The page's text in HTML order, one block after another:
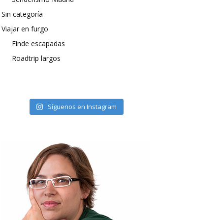
Sin categoría
Viajar en furgo
Finde escapadas
Roadtrip largos
Síguenos en Instagram